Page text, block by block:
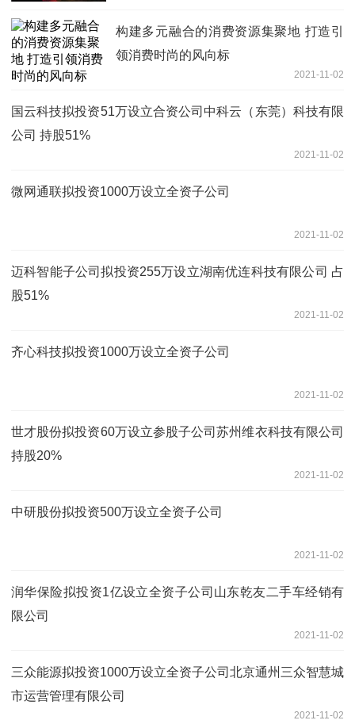
构建多元融合的消费资源集聚地 打造引
领消费时尚的风向标
2021-11-02
国云科技拟投资51万设立合资公司中科云（东莞）科技有限
公司 持股51%
2021-11-02
微网通联拟投资1000万设立全资子公司
2021-11-02
迈科智能子公司拟投资255万设立湖南优连科技有限公司 占
股51%
2021-11-02
齐心科技拟投资1000万设立全资子公司
2021-11-02
世才股份拟投资60万设立参股子公司苏州维衣科技有限公司
持股20%
2021-11-02
中研股份拟投资500万设立全资子公司
2021-11-02
润华保险拟投资1亿设立全资子公司山东乾友二手车经销有
限公司
2021-11-02
三众能源拟投资1000万设立全资子公司北京通州三众智慧城
市运营管理有限公司
2021-11-02